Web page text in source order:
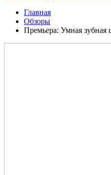
Главная
Обзоры
Премьера: Умная зубная